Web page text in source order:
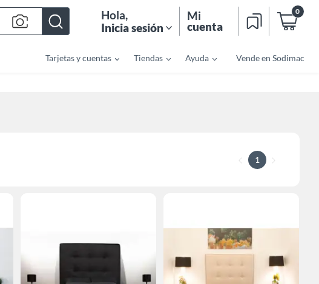
Hola,
Inicia sesión
Mi
cuenta
0
Tarjetas y cuentas Tiendas Ayuda Vende en Sodimac
1